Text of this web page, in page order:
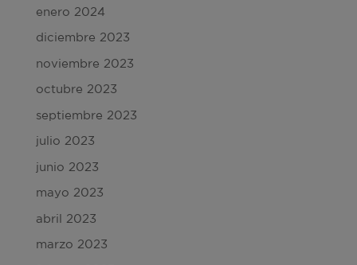
enero 2024
diciembre 2023
noviembre 2023
octubre 2023
septiembre 2023
julio 2023
junio 2023
mayo 2023
abril 2023
marzo 2023